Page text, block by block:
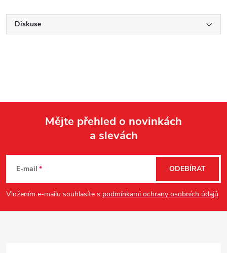
Diskuse
p
a
Mějte přehled o novinkách
a slevách
E-mail
Vložením e-mailu souhlasíte s podmínkami ochrany osobních údajů
ODEBÍRAT